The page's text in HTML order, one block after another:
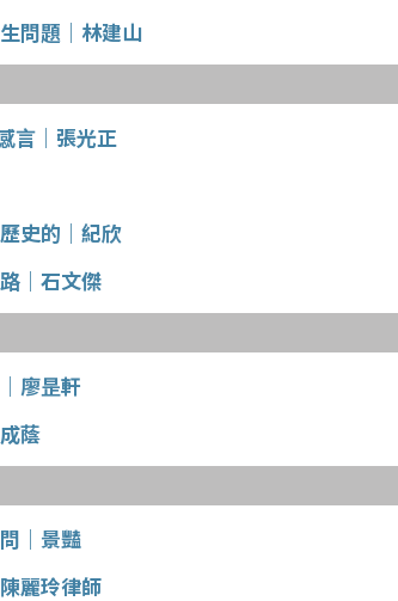
問題｜林建山
言｜張光正
史的｜紀欣
｜石文傑
廖昰軒
蔭
｜景豔
麗玲律師